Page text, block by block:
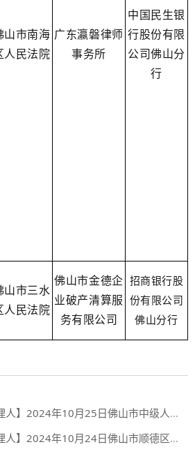
山市南海
人民法院
广东瀛磐律师
事务所
中国民生银
行股份有限
公司佛山分
行
山市三水
人民法院
佛山市金德企
业破产清算服
务有限公司
招商银行股
份有限公司
佛山分行
月25日佛山市中级人民法院、佛山市禅城区人民法院摇珠选定管理人结果
年10月24日佛山市顺德区人民法院摇珠选定管理人结果